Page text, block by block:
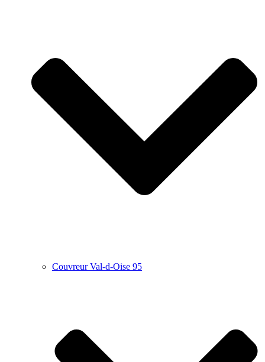
Couvreur Val-d-Oise 95